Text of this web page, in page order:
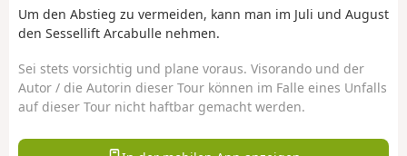
Um den Abstieg zu vermeiden, kann man im Juli und August
den Sessellift Arcabulle nehmen.
Sei stets vorsichtig und plane voraus. Visorando und der
Autor / die Autorin dieser Tour können im Falle eines Unfalls
auf dieser Tour nicht haftbar gemacht werden.